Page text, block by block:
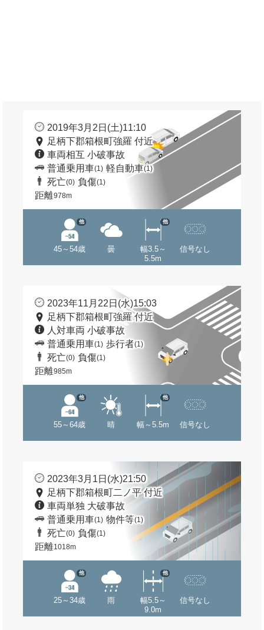
2019年3月2日(土)11:10
足柄下郡箱根町強羅 付近
車両相互 小破事故
普通乗用車(1) 軽自動車(1)
死亡(0) 負傷(1)
距離978m
45～54歳
他
曇
幅3.5～
5.5m
他
信号なし
2023年11月22日(水)15:03
足柄下郡箱根町強羅 付近
人対車両 小破事故
普通乗用車(1) 歩行者(1)
死亡(0) 負傷(1)
距離985m
55～64歳
他
晴 幅～5.5m
他
信号なし
2023年3月1日(水)21:50
足柄下郡箱根町二ノ平 付近
車両単独 大破事故
普通乗用車(1) 物件等(1)
死亡(0) 負傷(1)
距離1018m
25～34歳
他
雨
幅5.5～
9.0m
他
信号なし